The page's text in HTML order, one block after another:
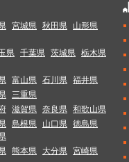
宮城県 秋田県
山形県
県 千葉県 茨城県 栃木県
富山県 石川県 福井県
三重県
滋賀県 奈良県 和歌山県
島根県 山口県 徳島県
熊本県 大分県 宮崎県